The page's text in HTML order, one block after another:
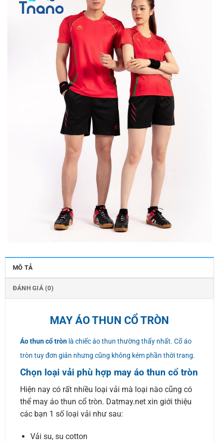
MÔ TẢ
ĐÁNH GIÁ (0)
MAY ÁO THUN CỔ TRÒN
Áo thun cổ trònlà chiếc áo thun thường thấy nhất. Cổ áo
tròn tuy đơn giản nhưng cũng không kém phần thời trang.
Chọn loại vải phù hợp may áo thun cổ tròn
Hiện nay có rất nhiều loại vải mà loại nào cũng có
thể may áo thun cổ tròn. Datmay.net xin giới thiệu
các bạn 1 số loại vải như sau:
Vải su, su cotton